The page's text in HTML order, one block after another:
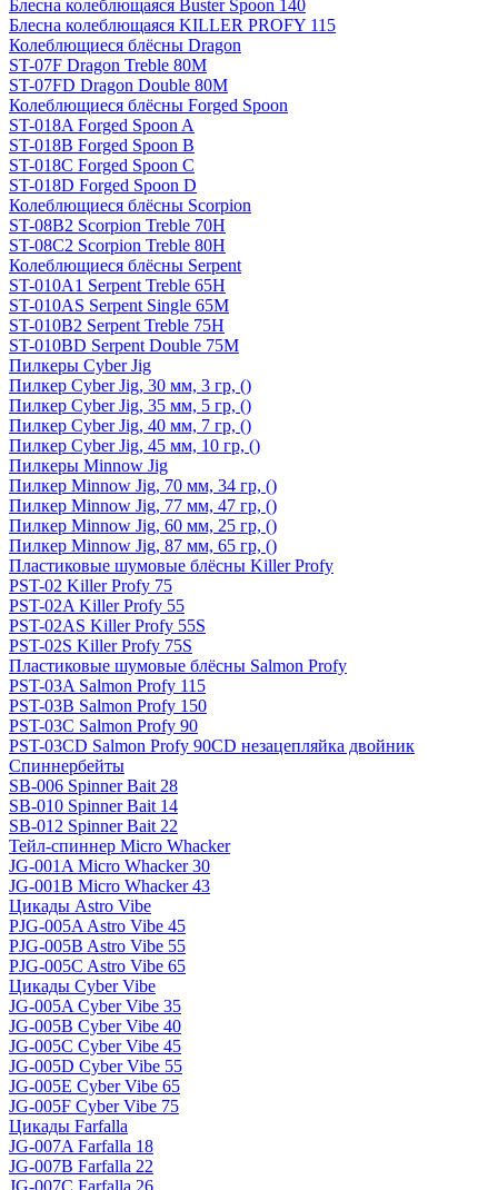
Блесна колеблющаяся Buster Spoon 140
Блесна колеблющаяся KILLER PROFY 115
Колеблющиеся блёсны Dragon
ST-07F Dragon Treble 80M
ST-07FD Dragon Double 80M
Колеблющиеся блёсны Forged Spoon
ST-018A Forged Spoon A
ST-018B Forged Spoon B
ST-018C Forged Spoon C
ST-018D Forged Spoon D
Колеблющиеся блёсны Scorpion
ST-08B2 Scorpion Treble 70H
ST-08C2 Scorpion Treble 80H
Колеблющиеся блёсны Serpent
ST-010A1 Serpent Treble 65H
ST-010AS Serpent Single 65M
ST-010B2 Serpent Treble 75H
ST-010BD Serpent Double 75M
Пилкеры Cyber Jig
Пилкер Cyber Jig, 30 мм, 3 гр, ()
Пилкер Cyber Jig, 35 мм, 5 гр, ()
Пилкер Cyber Jig, 40 мм, 7 гр, ()
Пилкер Cyber Jig, 45 мм, 10 гр, ()
Пилкеры Minnow Jig
Пилкер Minnow Jig, 70 мм, 34 гр, ()
Пилкер Minnow Jig, 77 мм, 47 гр, ()
Пилкер Minnow Jig, 60 мм, 25 гр, ()
Пилкер Minnow Jig, 87 мм, 65 гр, ()
Пластиковые шумовые блёсны Killer Profy
PST-02 Killer Profy 75
PST-02A Killer Profy 55
PST-02AS Killer Profy 55S
PST-02S Killer Profy 75S
Пластиковые шумовые блёсны Salmon Profy
PST-03A Salmon Profy 115
PST-03B Salmon Profy 150
PST-03C Salmon Profy 90
PST-03CD Salmon Profy 90CD незацепляйка двойник
Спиннербейты
SB-006 Spinner Bait 28
SB-010 Spinner Bait 14
SB-012 Spinner Bait 22
Тейл-спиннер Micro Whacker
JG-001A Micro Whacker 30
JG-001B Micro Whacker 43
Цикады Astro Vibe
PJG-005A Astro Vibe 45
PJG-005B Astro Vibe 55
PJG-005C Astro Vibe 65
Цикады Cyber Vibe
JG-005A Cyber Vibe 35
JG-005B Cyber Vibe 40
JG-005C Cyber Vibe 45
JG-005D Cyber Vibe 55
JG-005E Cyber Vibe 65
JG-005F Cyber Vibe 75
Цикады Farfalla
JG-007A Farfalla 18
JG-007B Farfalla 22
JG-007C Farfalla 26